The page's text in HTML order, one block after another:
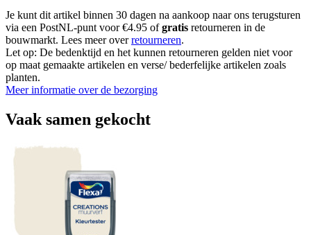
Je kunt dit artikel binnen 30 dagen na aankoop naar ons terugsturen
via een PostNL-punt voor €4.95 ofgratis retourneren in de
bouwmarkt. Lees meer overretourneren.
Let op: De bedenktijd en het kunnen retourneren gelden niet voor
op maat gemaakte artikelen en verse/ bederfelijke artikelen zoals
planten.
Meer informatie over de bezorging
Vaak samen gekocht